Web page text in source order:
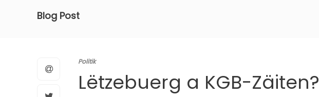
Blog Post
Politik
Lëtzebuerg a KGB-Zäiten?